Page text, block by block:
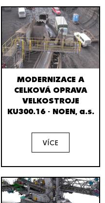
MODERNIZACE A
CELKOVÁ OPRAVA
VELKOSTROJE
KU300.16 - NOEN, a.s.
VÍCE